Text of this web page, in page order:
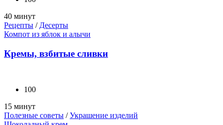
40 минут
Рецепты / Десерты
Компот из яблок и алычи
Кремы, взбитые сливки
100
15 минут
Полезные советы /Украшение изделий